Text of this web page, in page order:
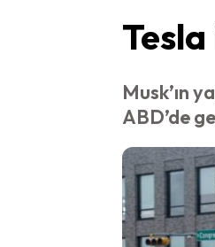
Musk’ın
ABD’de